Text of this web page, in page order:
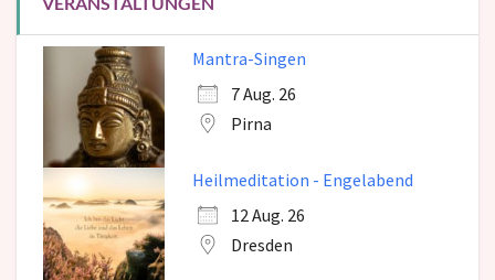
Mantra-Singen
7 Aug. 26
Pirna
Heilmeditation - Engelabend
12 Aug. 26
Dresden